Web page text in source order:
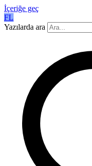
İçeriğe geç
FL
Yazılarda ara